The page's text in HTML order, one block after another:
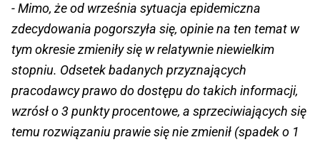
- Mimo, że od września sytuacja epidemiczna
zdecydowania pogorszyła się, opinie na ten temat w
tym okresie zmieniły się w relatywnie niewielkim
stopniu. Odsetek badanych przyznających
pracodawcy prawo do dostępu do takich informacji,
wzrósł o 3 punkty procentowe, a sprzeciwiających się
temu rozwiązaniu prawie się nie zmienił (spadek o 1